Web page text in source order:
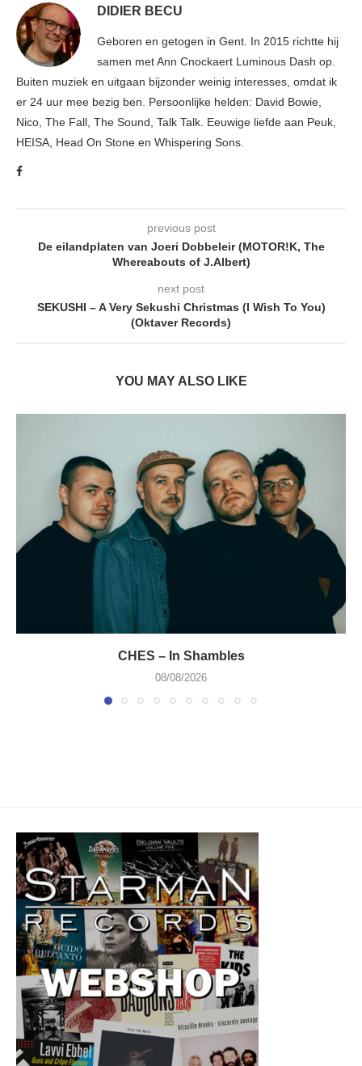
DIDIER BECU
Geboren en getogen in Gent. In 2015 richtte hij
samen met Ann Cnockaert Luminous Dash op.
Buiten muziek en uitgaan bijzonder weinig interesses, omdat ik
er 24 uur mee bezig ben. Persoonlijke helden: David Bowie,
Nico, The Fall, The Sound, Talk Talk. Eeuwige liefde aan Peuk,
HEISA, Head On Stone en Whispering Sons.
previous post
De eilandplaten van Joeri Dobbeleir (MOTOR!K, The
Whereabouts of J.Albert)
next post
SEKUSHI – A Very Sekushi Christmas (I Wish To You)
(Oktaver Records)
YOU MAY ALSO LIKE
CHES – In Shambles
08/08/2026